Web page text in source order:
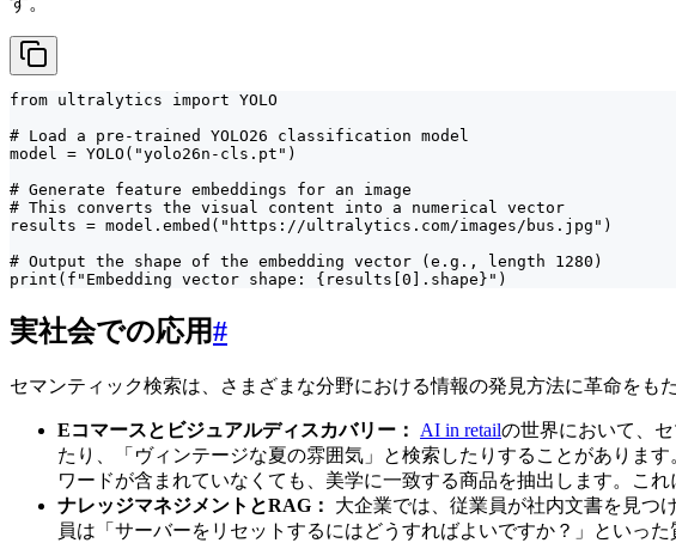
from ultralytics import YOLO
# Load a pre-trained YOLO26 classification model
model = YOLO("yolo26n-cls.pt")
# Generate feature embeddings for an image
# This converts the visual content into a numerical vector
results = model.embed("https://ultralytics.com/images/bus.jpg")
# Output the shape of the embedding vector (e.g., length 1280)
print(f"Embedding vector shape: {results[0].shape}")
実社会での応用#
セマンティック検索は、さまざまな分野における情報の発見方法に革命をも
Eコマースとビジュアルディスカバリー： AI in retailの世界において、
たり、「ヴィンテージな夏の雰囲気」と検索したりすることがあります
ワードが含まれていなくても、美学に一致する商品を抽出します。こ
ナレッジマネジメントとRAG：
大企業では、従業員が社内文書を見つ
員は「サーバーをリセットするにはどうすればよいですか？」といっ